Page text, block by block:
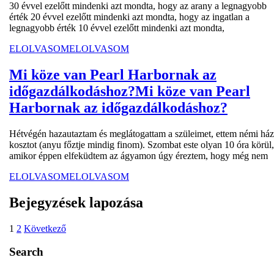
30 évvel ezelőtt mindenki azt mondta, hogy az arany a legnagyobb
érték 20 évvel ezelőtt mindenki azt mondta, hogy az ingatlan a
legnagyobb érték 10 évvel ezelőtt mindenki azt mondta,
ELOLVASOMELOLVASOM
Mi köze van Pearl Harbornak az
időgazdálkodáshoz?Mi köze van Pearl
Harbornak az időgazdálkodáshoz?
Hétvégén hazautaztam és meglátogattam a szüleimet, ettem némi
kosztot (anyu főztje mindig finom). Szombat este olyan 10 óra körül,
amikor éppen elfeküdtem az ágyamon úgy éreztem, hogy még nem
ELOLVASOMELOLVASOM
Bejegyzések lapozása
1 2 Következő
Search